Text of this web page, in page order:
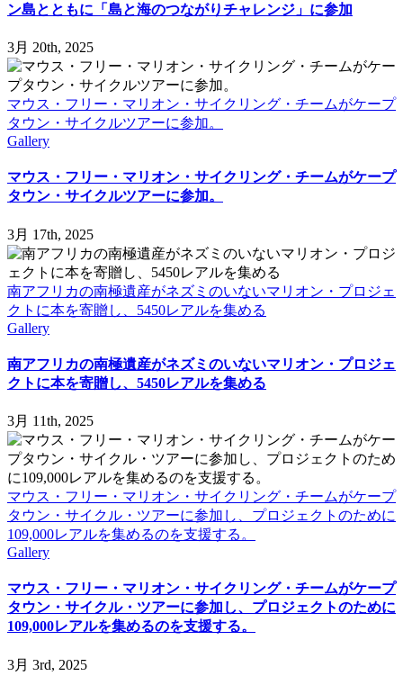
ン島とともに「島と海のつながりチャレンジ」に参加
3月 20th, 2025
マウス・フリー・マリオン・サイクリング・チームがケープ
タウン・サイクルツアーに参加。
Gallery
マウス・フリー・マリオン・サイクリング・チームがケープ
タウン・サイクルツアーに参加。
3月 17th, 2025
南アフリカの南極遺産がネズミのいないマリオン・プロジェ
クトに本を寄贈し、5450レアルを集める
Gallery
南アフリカの南極遺産がネズミのいないマリオン・プロジェ
クトに本を寄贈し、5450レアルを集める
3月 11th, 2025
マウス・フリー・マリオン・サイクリング・チームがケープ
タウン・サイクル・ツアーに参加し、プロジェクトのために
109,000レアルを集めるのを支援する。
Gallery
マウス・フリー・マリオン・サイクリング・チームがケープ
タウン・サイクル・ツアーに参加し、プロジェクトのために
109,000レアルを集めるのを支援する。
3月 3rd, 2025